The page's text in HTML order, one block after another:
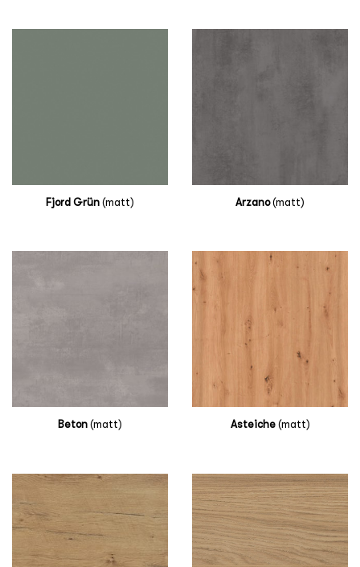
Fjord Grün (matt) Arzano(matt)
Beton (matt) Asteiche(matt)